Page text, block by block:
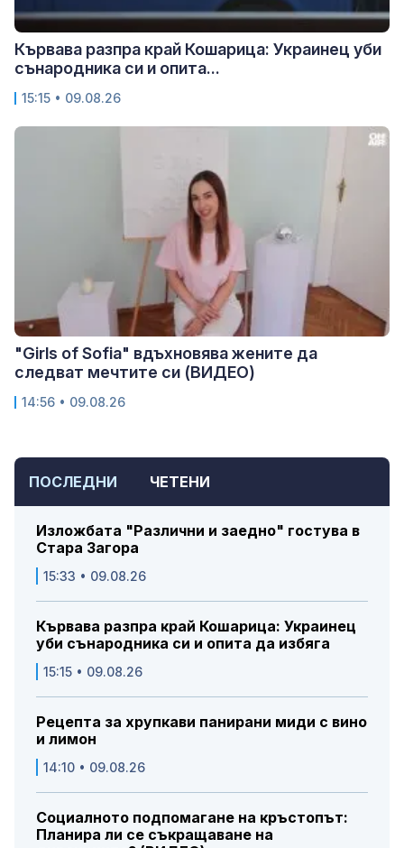
ПОСЛЕДНИ ЧЕТЕНИ
Изложбата "Различни и заедно" гостува в
Стара Загора
15:33 • 09.08.26
Кървава разпра край Кошарица: Украинец
уби сънародника си и опита да избяга
15:15 • 09.08.26
Рецепта за хрупкави панирани миди с вино
и лимон
14:10 • 09.08.26
Социалното подпомагане на кръстопът:
Планира ли се съкращаване на
Кървава разпра край Кошарица: Украинец уби
сънародника си и опита...
15:15 • 09.08.26
"Girls of Sofia" вдъхновява жените да
следват мечтите си (ВИДЕО)
14:56 • 09.08.26